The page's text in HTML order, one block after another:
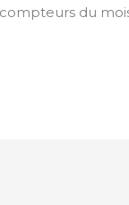
du